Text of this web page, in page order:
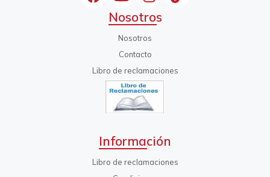
Nosotros
Nosotros
Contacto
Libro de reclamaciones
Información
Libro de reclamaciones